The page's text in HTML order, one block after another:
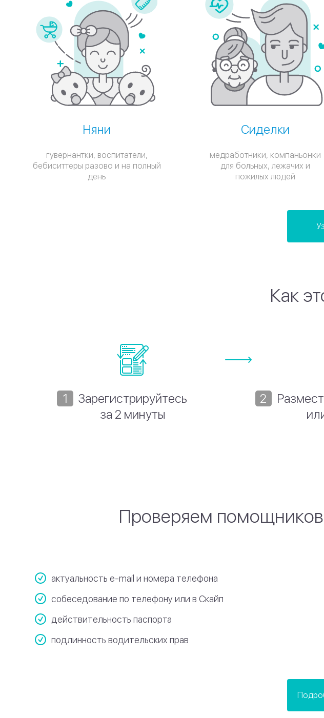
Няни
гувернантки, воспитатели,
бебиситтеры разово и на полный
день
Сиделки
медработники, компаньонки
для больных, лежачих и
пожилых людей
Как
Зарегистрируйтесь
за 2 минуты
Проверяем
актуальность e-mail и номера телефона
собеседование по телефону или в Скайп
действительность паспорта
подлинность водительских прав